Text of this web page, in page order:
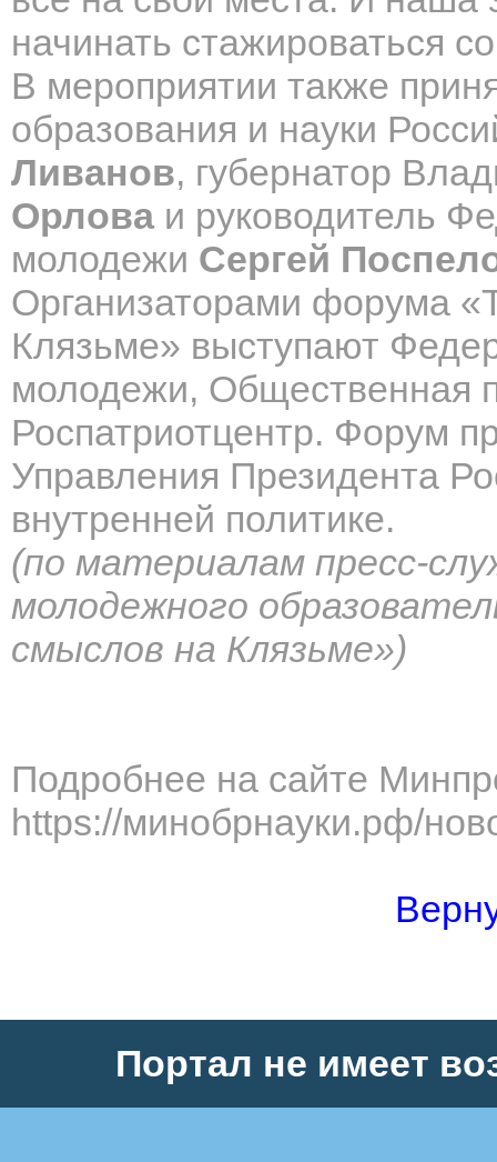
начинать стажироваться
В мероприятии также
образования и науки
Ливанов, губернатор
Орлова и руководитель
молодежи Сергей
Организаторами форума
Клязьме» выступают
молодежи, Общественная
Роспатриотцентр. Форум
Управления Президента
внутренней политике.
(по материалам пресс-
молодежного
смыслов на Клязьме»)
Подробнее на сайте
https://минобрнауки.рф/
Портал не имеет